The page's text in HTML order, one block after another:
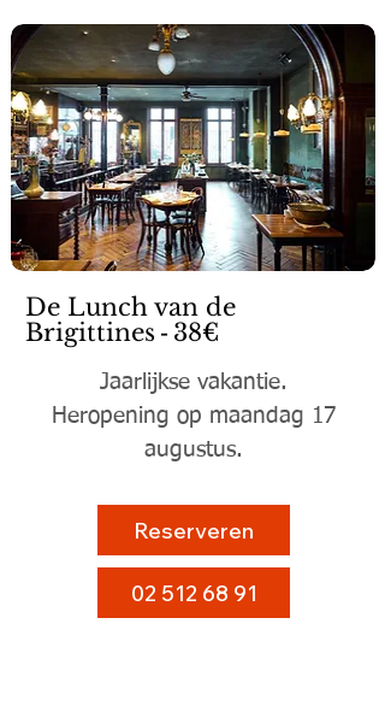
De Lunch van de
Brigittines - 38€
Jaarlijkse vakantie.
Heropening op maandag 17
augustus.
Reserveren
02 512 68 91